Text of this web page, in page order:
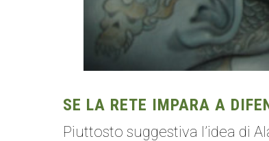
SE LA RETE IMPARA A
Piuttosto suggestiva l’idea di